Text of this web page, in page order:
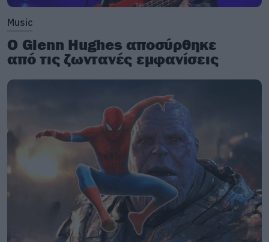
Music
Ο Glenn Hughes αποσύρθηκε
από τις ζωντανές εμφανίσεις